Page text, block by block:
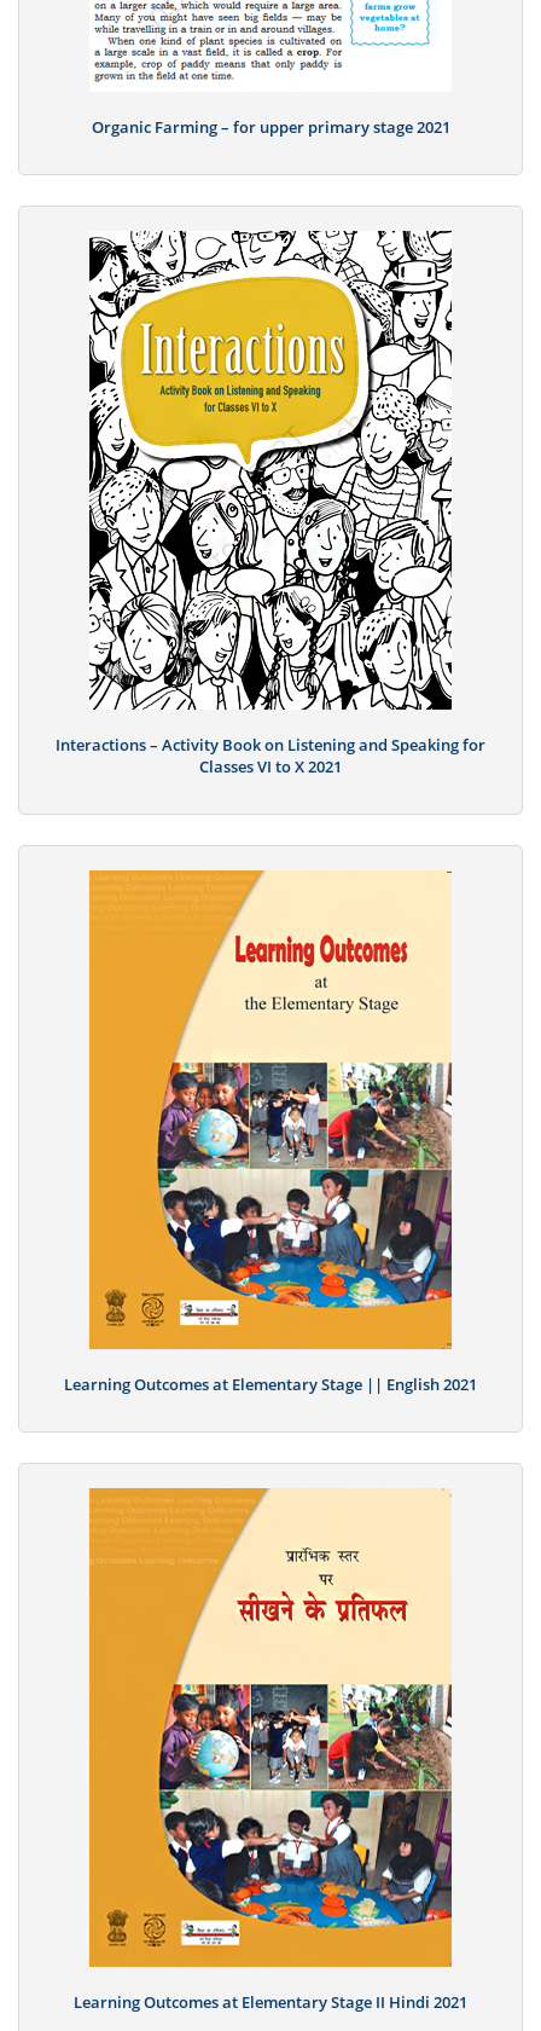
Organic Farming – for upper primary stage 2021
Interactions – Activity Book on Listening and Speaking for
Classes VI to X 2021
Learning Outcomes at Elementary Stage || English 2021
Learning Outcomes at Elementary Stage II Hindi 2021